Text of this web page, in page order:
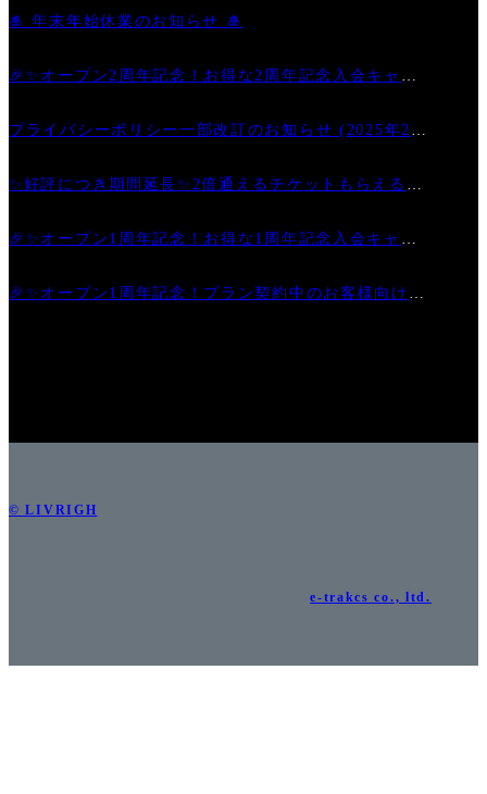
🎍 年末年始休業のお知らせ 🎍
🎉✨オープン2周年記念！お得な2周年記念入会キャン
プライバシーポリシー一部改訂のお知らせ (2025年2月
✨好評につき期間延長✨2倍通えるチケットもらえるお
🎉✨オープン1周年記念！お得な1周年記念入会キャン
🎉✨オープン1周年記念！プラン契約中のお客様向けキ
© LIVRIGH
e-trakcs co., ltd.